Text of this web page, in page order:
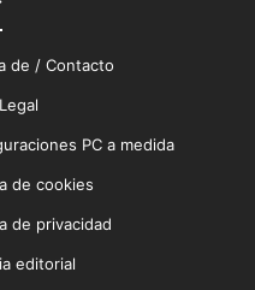
de / Contacto
PC a medida
de cookies
de privacidad
editorial